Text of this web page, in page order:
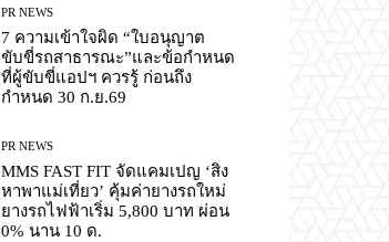
PR NEWS
7 ความเข้าใจผิด “ใบอนุญาต
ขับขี่รถสาธารณะ”และข้อกำหนด
ที่ผู้ขับขี่แอปฯ ควรรู้ ก่อนถึง
กำหนด 30 ก.ย.69
PR NEWS
MMS FAST FIT จัดแคมเปญ ‘สิง
หาพาแม่เที่ยว’ คุ้มค่ายางรถใหม่
ยางรถไฟฟ้าเริ่ม 5,800 บาท ผ่อน
0% นาน 10 ด.